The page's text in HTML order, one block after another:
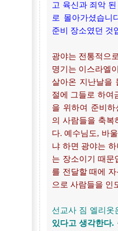
고 육신과 죄악
로 몰아가셨습니
준비 장소였던 것
광야는 전통적으
명기는 이스라엘
살아온 지난날을
절에 그들로 하여
을 위하여 준비
의 사람들을 축복
다. 예수님도, 바
냐 하면 광야는
는 장소이기 때문
를 전달할 때에
으로 사람들을 인
선교사 짐 엘리옷
있다고 생각한다.